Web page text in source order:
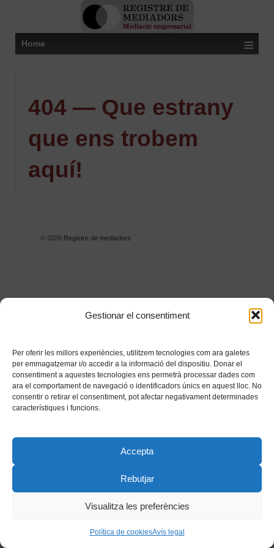
Gestionar el consentiment
Per oferir les millors experiències, utilitzem tecnologies com ara galetes
per emmagatzemar i/o accedir a la informació del dispositiu. Donar el
consentiment a aquestes tecnologies ens permetrà processar dades com
ara el comportament de navegació o identificadors únics en aquest lloc. No
consentir o retirar el consentiment, pot afectar negativament determinades
característiques i funcions.
Accepta
Rebutjar
Visualitza les preferències
Política de cookiesAvís legal
Home ≡
404 — Que estrany
que ens trobem
aquí!
© 2026Registre de mediadors